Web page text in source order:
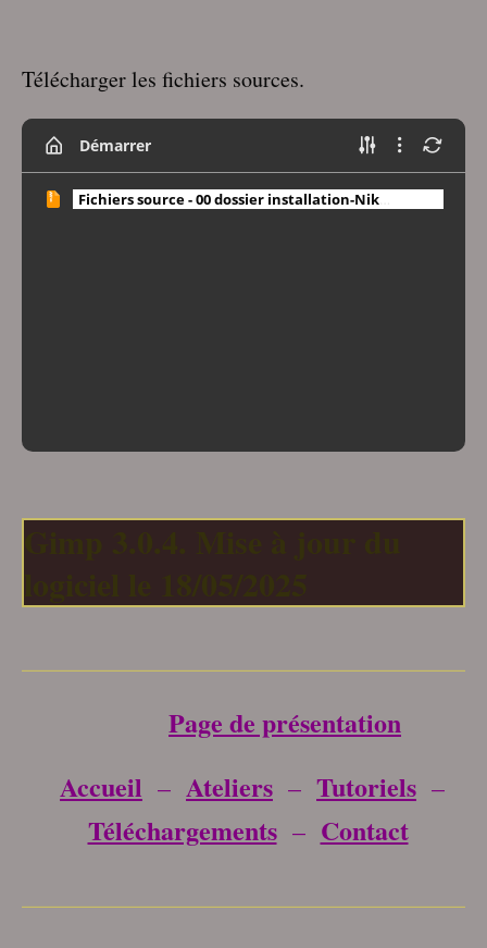
Télécharger les fichiers sources.
Démarrer
Fichiers source - 00 dossier installation-Nik
Page de présentation
Accueil – Ateliers – Tutoriels –
Téléchargements– Contact